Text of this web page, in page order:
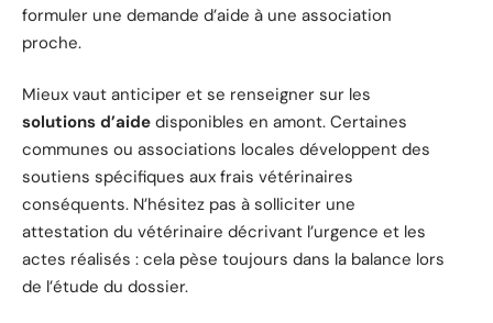
formuler une demande d’aide à une association
proche.
Mieux vaut anticiper et se renseigner sur les
solutions d’aide disponibles en amont. Certaines
communes ou associations locales développent des
soutiens spécifiques aux frais vétérinaires
conséquents. N’hésitez pas à solliciter une
attestation du vétérinaire décrivant l’urgence et les
actes réalisés : cela pèse toujours dans la balance lors
de l’étude du dossier.